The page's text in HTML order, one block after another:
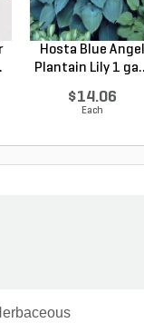
Hosta Blue Angel
Plantain Lily 1
$14.06
Each